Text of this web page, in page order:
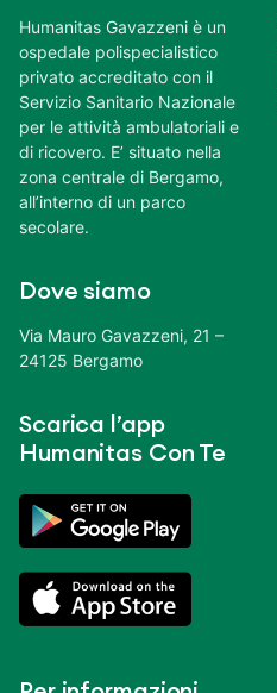
Humanitas Gavazzeni è un
ospedale polispecialistico
privato accreditato con il
Servizio Sanitario Nazionale
per le attività ambulatoriali e
di ricovero. E’ situato nella
zona centrale di Bergamo,
all’interno di un parco
secolare.
Dove siamo
Via Mauro Gavazzeni, 21 –
24125 Bergamo
Scarica l’app
Humanitas Con Te